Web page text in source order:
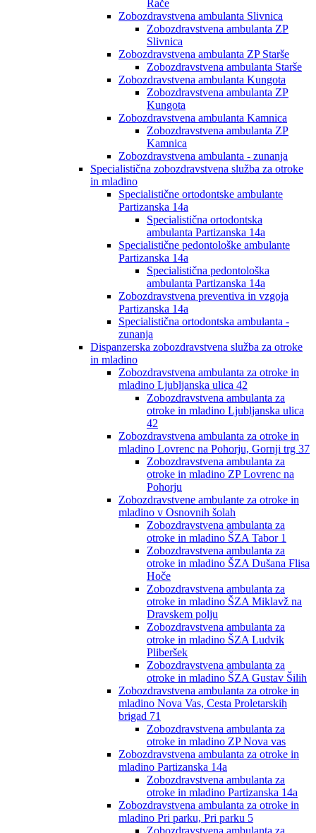
Rače
Zobozdravstvena ambulanta Slivnica
Zobozdravstvena ambulanta ZP
Slivnica
Zobozdravstvena ambulanta ZP Starše
Zobozdravstvena ambulanta Starše
Zobozdravstvena ambulanta Kungota
Zobozdravstvena ambulanta ZP
Kungota
Zobozdravstvena ambulanta Kamnica
Zobozdravstvena ambulanta ZP
Kamnica
Zobozdravstvena ambulanta - zunanja
Specialistična zobozdravstvena služba za otroke
in mladino
Specialistične ortodontske ambulante
Partizanska 14a
Specialistična ortodontska
ambulanta Partizanska 14a
Specialistične pedontološke ambulante
Partizanska 14a
Specialistična pedontološka
ambulanta Partizanska 14a
Zobozdravstvena preventiva in vzgoja
Partizanska 14a
Specialistična ortodontska ambulanta -
zunanja
Dispanzerska zobozdravstvena služba za otroke
in mladino
Zobozdravstvena ambulanta za otroke in
mladino Ljubljanska ulica 42
Zobozdravstvena ambulanta za
otroke in mladino Ljubljanska ulica
42
Zobozdravstvena ambulanta za otroke in
mladino Lovrenc na Pohorju, Gornji trg 37
Zobozdravstvena ambulanta za
otroke in mladino ZP Lovrenc na
Pohorju
Zobozdravstvene ambulante za otroke in
mladino v Osnovnih šolah
Zobozdravstvena ambulanta za
otroke in mladino ŠZA Tabor 1
Zobozdravstvena ambulanta za
otroke in mladino ŠZA Dušana Flisa
Hoče
Zobozdravstvena ambulanta za
otroke in mladino ŠZA Miklavž na
Dravskem polju
Zobozdravstvena ambulanta za
otroke in mladino ŠZA Ludvik
Pliberšek
Zobozdravstvena ambulanta za
otroke in mladino ŠZA Gustav Šilih
Zobozdravstvena ambulanta za otroke in
mladino Nova Vas, Cesta Proletarskih
brigad 71
Zobozdravstvena ambulanta za
otroke in mladino ZP Nova vas
Zobozdravstvena ambulanta za otroke in
mladino Partizanska 14a
Zobozdravstvena ambulanta za
otroke in mladino Partizanska 14a
Zobozdravstvena ambulanta za otroke in
mladino Pri parku, Pri parku 5
Zobozdravstvena ambulanta za